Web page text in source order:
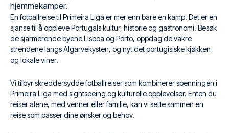
hjemmekamper.
En fotballreise til Primeira Liga er mer enn bare en kamp. Det er en
sjanse til å oppleve Portugals kultur, historie og gastronomi. Besøk
de sjarmerende byene Lisboa og Porto, oppdag de vakre
strendene langs Algarvekysten, og nyt det portugisiske kjøkken
og lokale viner.
Vi tilbyr skreddersydde fotballreiser som kombinerer spenningen i
Primeira Liga med sightseeing og kulturelle opplevelser. Enten du
reiser alene, med venner eller familie, kan vi sette sammen en
reise som passer dine ønsker og behov.